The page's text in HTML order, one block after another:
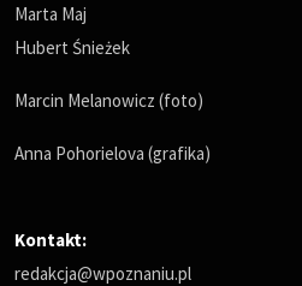
Marta Maj
Hubert Śnieżek
Marcin Melanowicz (foto)
Anna Pohorielova (grafika)
Kontakt:
redakcja@wpoznaniu.pl